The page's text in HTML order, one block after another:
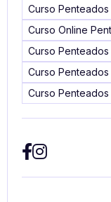
Curso
Curso Online
Curso Penteados
Curso
Curso